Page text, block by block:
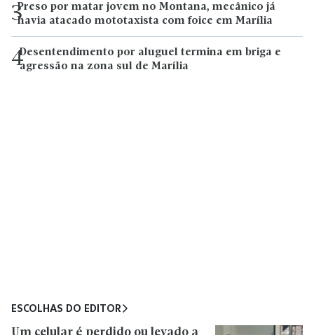
3Preso por matar jovem no Montana, mecânico já
havia atacado mototaxista com foice em Marília
4Desentendimento por aluguel termina em briga e
agressão na zona sul de Marília
ESCOLHAS DO EDITOR
Um celular é perdido ou levado a